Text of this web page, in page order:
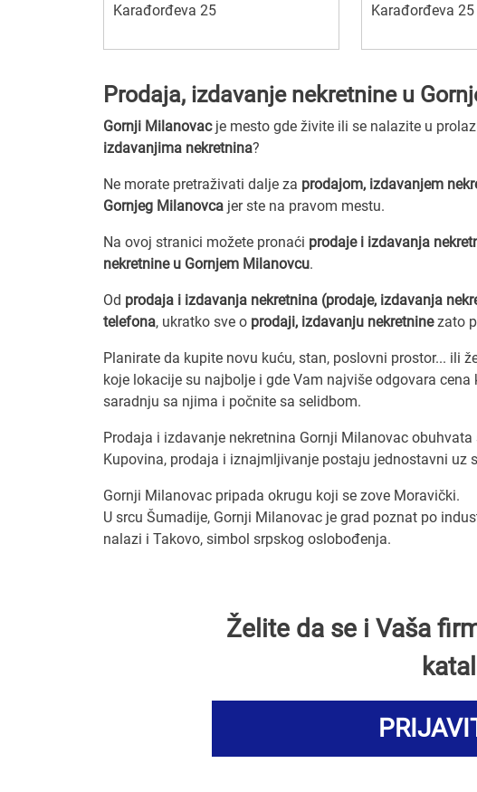
Karađorđeva 25
Karađorđeva 25
Prodaja, izdavanje nekretnine u
Gornji Milanovacje mesto gde živite ili se nalazite u
izdavanjima nekretnina?
Ne morate pretraživati dalje za prodajom, izdavanjem
Gornjeg Milanovca jer ste na pravom mestu.
Na ovoj stranici možete pronaći prodaje i izdavanja
nekretnine u Gornjem Milanovcu.
Od prodaja i izdavanja nekretnina (prodaje, izdavanja
telefona, ukratko sve o prodaji, izdavanju nekretninezato
Planirate da kupite novu kuću, stan, poslovni prostor... ili
koje lokacije su najbolje i gde Vam najviše odgovara
saradnju sa njima i počnite sa selidbom.
Prodaja i izdavanje nekretnina Gornji Milanovac
Kupovina, prodaja i iznajmljivanje postaju jednostavni uz
Gornji Milanovac pripada okrugu koji se zove Moravički.
U srcu Šumadije, Gornji Milanovac je grad poznat po
nalazi i Takovo, simbol srpskog oslobođenja.
Želite da se i Vaša